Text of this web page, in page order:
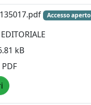
Accesso aperto
kB